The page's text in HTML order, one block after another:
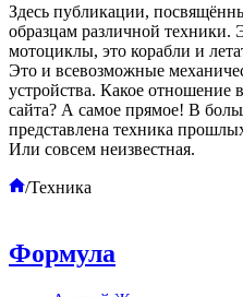
Здесь публикации,
образцам различной техники.
мотоциклы, это корабли и
Это и всевозможные
устройства. Какое отношение
сайта? А самое прямое! В
представлена техника
Или совсем неизвестная.
Главная
/Техника
Формула